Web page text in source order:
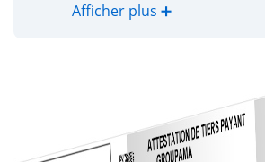
Afficher plus ➕